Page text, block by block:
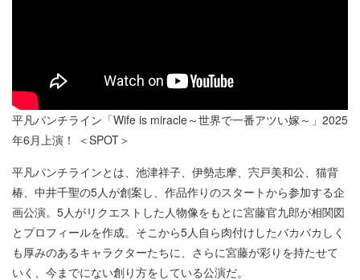
平凡パンチライン「Wife is miracle～世界で一番アツい嫁～」2025
年6月上演！ ＜SPOT＞
平凡パンチラインとは、池津祥子、伊勢志摩、宍戸美和公、猫背
椿、中井千聖の5人が創案し、作品作りのスタートから参加する企
画公演。5人がリクエストした人物像をもとに宮藤官九郎が相関図
とプロフィールを作成。そこから5人自ら肉付けしたバカバカしく
も厚みのあるキャラクターたちに、さらに宮藤が彩りを持たせて
いく、今までにない創り方をしている公演だ。